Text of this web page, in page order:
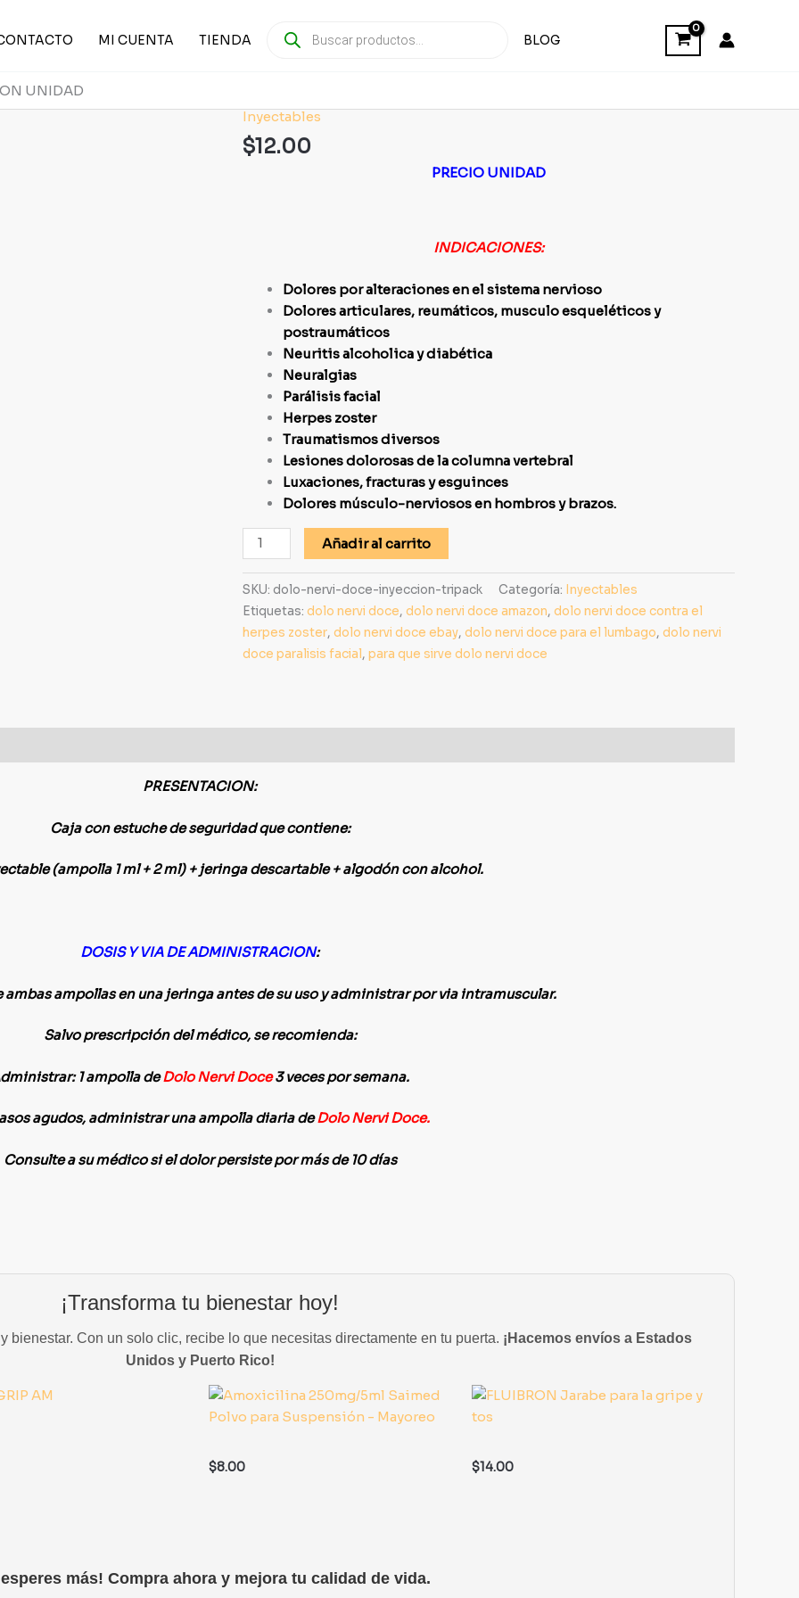
MI CUENTA TIENDA SEARCH BLOG
UNIDAD
Inyectables
$12.00
PRECIO UNIDAD
INDICACIONES:
Dolores por alteraciones en el sistema nervioso
Dolores articulares, reumáticos, musculo esqueléticos y
postraumáticos
Neuritis alcoholica y diabética
Neuralgias
Parálisis facial
Herpes zoster
Traumatismos diversos
Lesiones dolorosas de la columna vertebral
Luxaciones, fracturas y esguinces
Dolores músculo-nerviosos en hombros y brazos.
DOLO
NERVI
DOCE
Añadir al carrito
SKU: dolo-nervi-doce-inyeccion-tripack Categoría: Inyectables
Etiquetas: dolo nervi doce, dolo nervi doce amazon, dolo nervi doce contra el
herpes zoster, dolo nervi doce ebay, dolo nervi doce para el lumbago, dolo nervi
doce paralisis facial, para que sirve dolo nervi doce
PRESENTACION:
Caja con estuche de seguridad que contiene:
(ampolla 1 ml + 2 ml) + jeringa descartable + algodón con alcohol.
DOSIS Y VIA DE ADMINISTRACION:
ampollas en una jeringa antes de su uso y administrar por via intramuscular.
Salvo prescripción del médico, se recomienda:
1 ampolla deDolo Nervi Doce3 veces por semana.
agudos, administrar una ampolla diaria deDolo Nervi Doce.
Consulte a su médico si el dolor persiste por más de 10 días
¡Transforma tu bienestar hoy!
bienestar. Con un solo clic, recibe lo que necesitas directamente en tu puerta. ¡Hacemos envíos a Estados
Unidos y Puerto Rico!
$8.00 $14.00
esperes más! Compra ahora y mejora tu calidad de vida.